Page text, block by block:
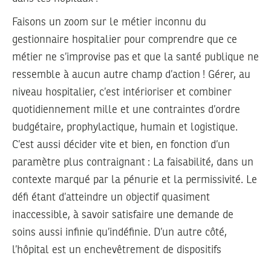
Faisons un zoom sur le métier inconnu du
gestionnaire hospitalier pour comprendre que ce
métier ne s’improvise pas et que la santé publique ne
ressemble à aucun autre champ d’action ! Gérer, au
niveau hospitalier, c’est intérioriser et combiner
quotidiennement mille et une contraintes d’ordre
budgétaire, prophylactique, humain et logistique.
C’est aussi décider vite et bien, en fonction d’un
paramètre plus contraignant : La faisabilité, dans un
contexte marqué par la pénurie et la permissivité. Le
défi étant d’atteindre un objectif quasiment
inaccessible, à savoir satisfaire une demande de
soins aussi infinie qu’indéfinie. D’un autre côté,
l’hôpital est un enchevêtrement de dispositifs